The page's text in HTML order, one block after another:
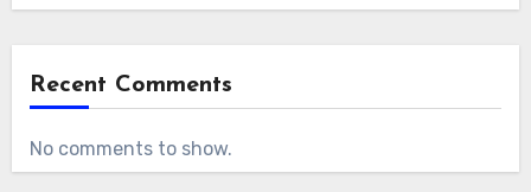
Recent Comments
No comments to show.